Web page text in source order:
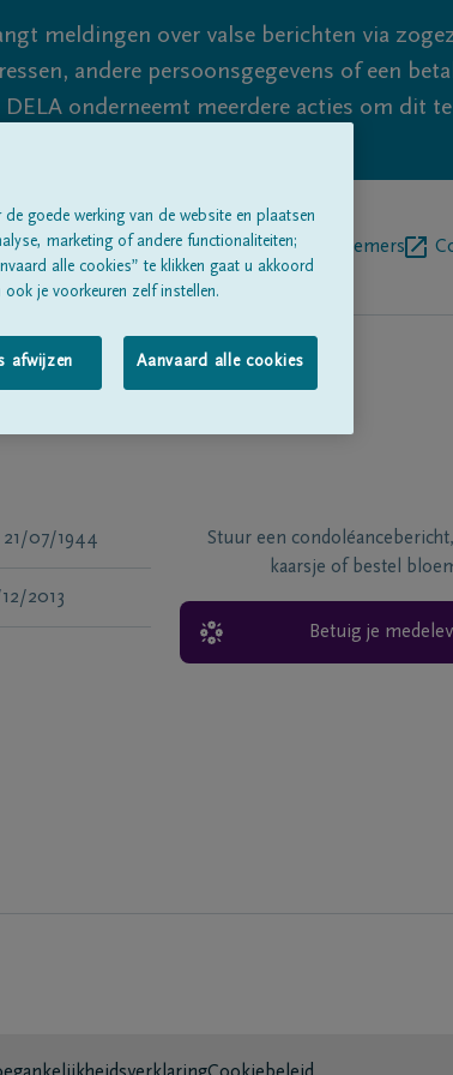
meldingen over valse berichten via
andere persoonsgegevens of een
onderneemt meerdere acties om dit
blijf waakzaam.
rouwberichten Over onsBegrafenisondernemers
21/07/1944
2013
Stuur een
kaarsje of bestel
Betuig je
goede werking van de website en plaatsen
marketing of andere functionaliteiten;
alle cookies” te klikken gaat u akkoord
je voorkeuren zelf instellen.
afwijzen Aanvaard alle cookies